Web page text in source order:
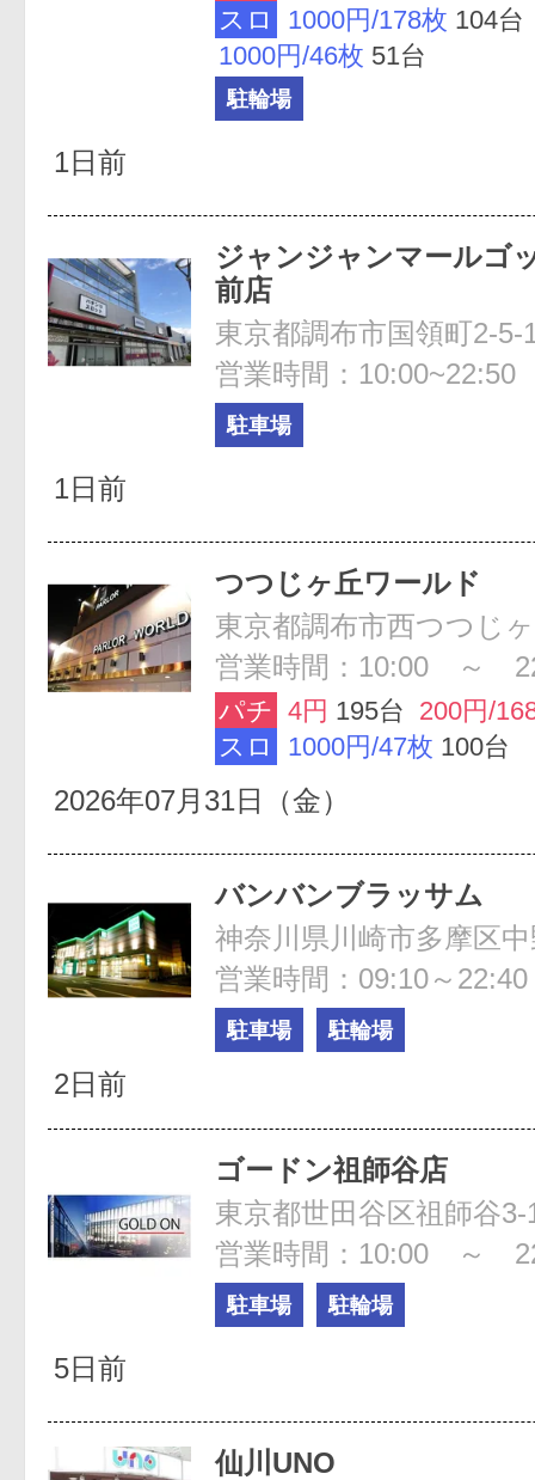
スロ 1000円/178枚 104台
1000円/46枚 51台
駐輪場
1日前
ジャンジャンマールゴ
前店
営業時間：10:00~22:50
駐車場
1日前
つつじヶ丘ワールド
営業時間：10:00 ～
パチ 4円 195台 200円/
スロ
1000円/47枚 100台
2026年07月31日（金）
バンバンブラッサム
神奈川県川崎市多摩区
営業時間：09:10～22:40
駐車場 駐輪場
2日前
ゴードン祖師谷店
東京都世田谷区祖師谷3-
営業時間：10:00 ～
駐車場 駐輪場
5日前
仙川UNO